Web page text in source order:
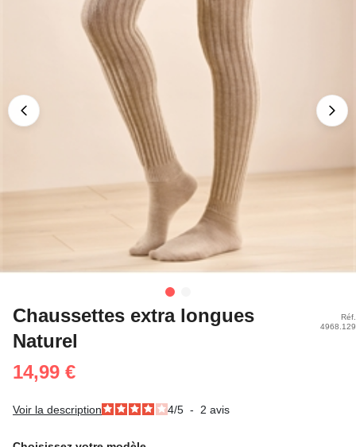
Chaussettes extra longues
Naturel
Réf.
4968.129
14,99 €
Voir la description 4/5 - 2 avis